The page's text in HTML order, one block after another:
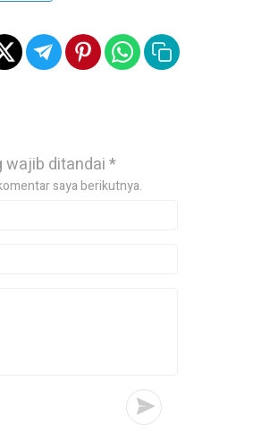
wajib ditandai*
saya berikutnya.